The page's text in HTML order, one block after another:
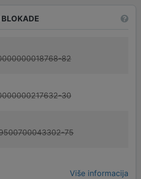
82
30
75
Više informacija